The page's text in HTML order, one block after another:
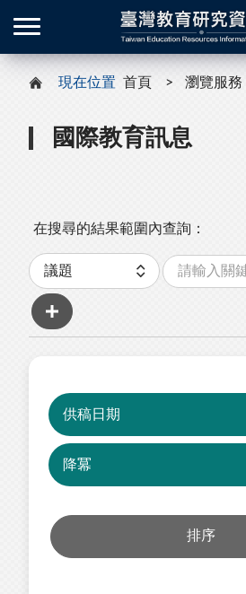
現在位置 首頁 瀏覽服務
國際教育訊息
在搜尋的結果範圍內查詢：
分
類
關
字